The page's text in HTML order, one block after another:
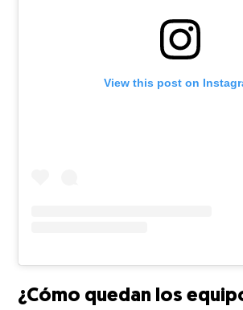
View this post on
¿Cómo quedan los